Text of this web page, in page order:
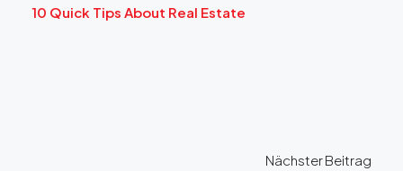
10 Quick Tips About Real Estate
Nächster Beitrag